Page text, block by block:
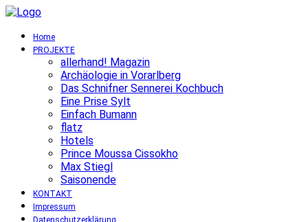
Home
PROJEKTE
allerhand! Magazin
Archäologie in Vorarlberg
Das Schnifner Sennerei Kochbuch
Eine Prise Sylt
Einfach Bumann
flatz
Hotels
Prince Moussa Cissokho
Max Stiegl
Saisonende
KONTAKT
Impressum
Datenschutzerklärung